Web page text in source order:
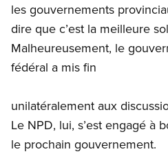
les gouvernements
dire que c’est la meilleure
Malheureusement, le
fédéral a mis fin
unilatéralement aux
Le NPD, lui, s’est engagé à
le prochain gouvernement.